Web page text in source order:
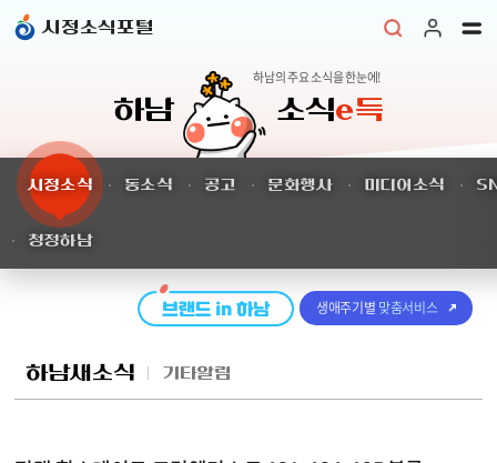
시정소식포털
하남 소식e득
하남의 주요 소식을 한눈에!
시정소식 동소식 공고 문화행사 미디어소식
청정하남
생애주기별 맞춤서비스
하남새소식 기타알림